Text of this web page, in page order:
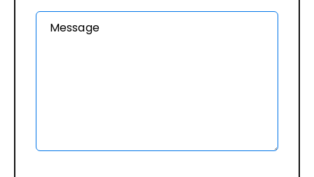
Message